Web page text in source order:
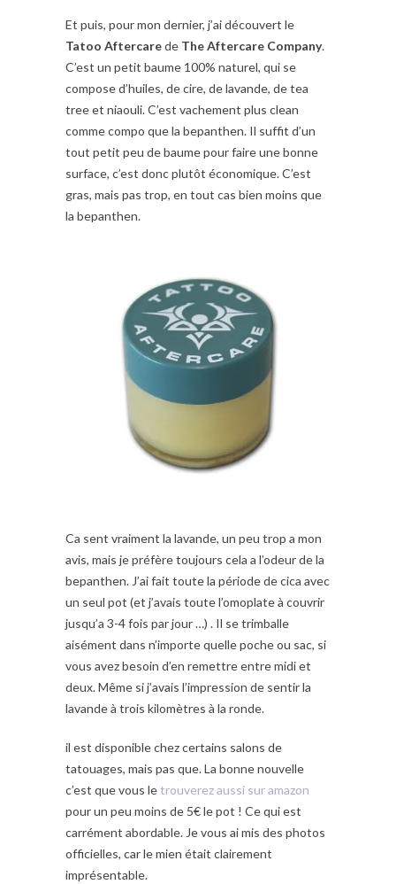
Et puis, pour mon dernier, j’ai découvert le
Tatoo Aftercarede The Aftercare Company.
C’est un petit baume 100% naturel, qui se
compose d’huiles, de cire, de lavande, de tea
tree et niaouli. C’est vachement plus clean
comme compo que la bepanthen. Il suffit d’un
tout petit peu de baume pour faire une bonne
surface, c’est donc plutôt économique. C’est
gras, mais pas trop, en tout cas bien moins que
la bepanthen.
Ca sent vraiment la lavande, un peu trop a mon
avis, mais je préfère toujours cela a l’odeur de la
bepanthen. J’ai fait toute la période de cica avec
un seul pot (et j’avais toute l’omoplate à couvrir
jusqu’a 3-4 fois par jour …) . Il se trimballe
aisément dans n’importe quelle poche ou sac, si
vous avez besoin d’en remettre entre midi et
deux. Même si j’avais l’impression de sentir la
lavande à trois kilomètres à la ronde.
il est disponible chez certains salons de
tatouages, mais pas que. La bonne nouvelle
c’est que vous le trouverez aussi sur amazon
pour un peu moins de 5€ le pot ! Ce qui est
carrément abordable. Je vous ai mis des photos
officielles, car le mien était clairement
imprésentable.